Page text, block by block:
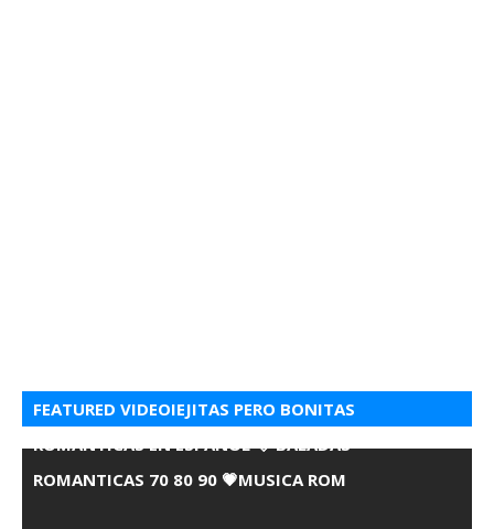
FEATURED VIDEOIEJITAS PERO BONITAS
ROMANTICAS EN ESPANOL 💘 BALADAS
ROMANTICAS 70 80 90 💗MUSICA ROM